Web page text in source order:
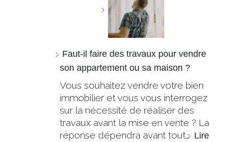
Faut-il faire des travaux pour vendre
son appartement ou sa maison ?
Vous souhaitez vendre votre bien
immobilier et vous vous interrogez
sur la nécessité de réaliser des
travaux avant la mise en vente ? La
réponse dépendra avant tout… Lire